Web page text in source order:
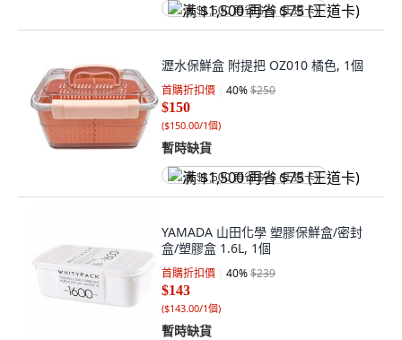
满 $1,500 再省 $75 (王道卡)
瀝水保鮮盒 附提把 OZ010 橘色, 1個
首購折扣價 40%$250
$150
($150.00/1個)
暫時缺貨
满 $1,500 再省 $75 (王道卡)
YAMADA 山田化學 塑膠保鮮盒/密封
盒/塑膠盒 1.6L, 1個
首購折扣價 40%$239
$143
($143.00/1個)
暫時缺貨